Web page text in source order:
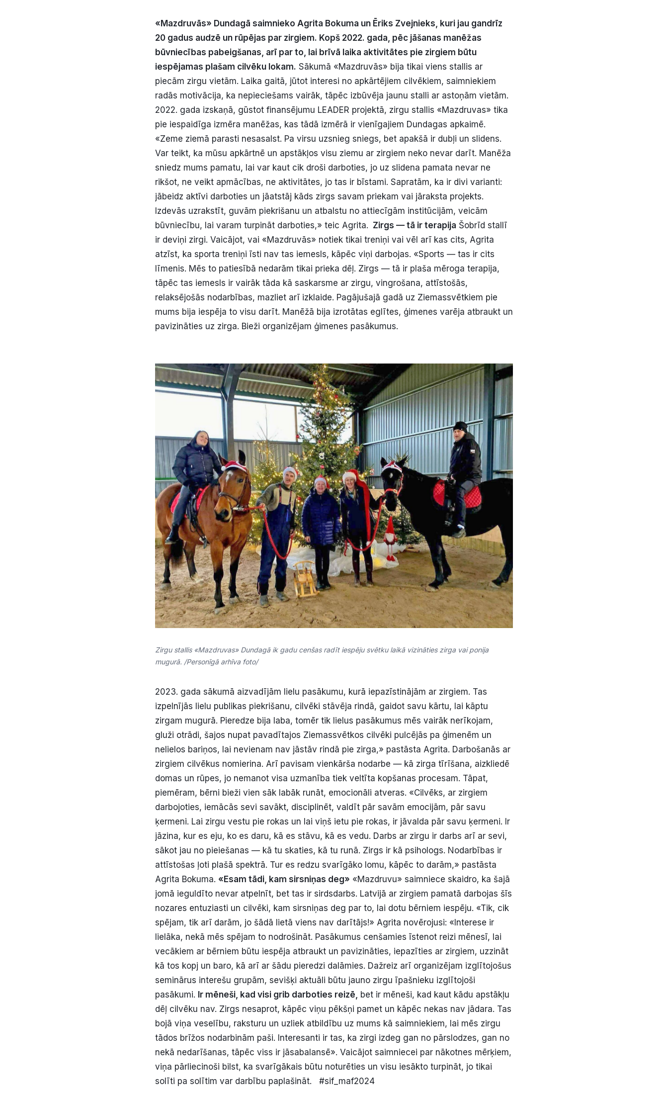
«Mazdruvās» Dundagā saimnieko Agrita Bokuma un Ēriks Zvejnieks, kuri jau gandrīz
20 gadus audzē un rūpējas par zirgiem. Kopš 2022. gada, pēc jāšanas manēžas
būvniecības pabeigšanas, arī par to, lai brīvā laika aktivitātes pie zirgiem būtu
iespējamas plašam cilvēku lokam. Sākumā «Mazdruvās» bija tikai viens stallis ar
piecām zirgu vietām. Laika gaitā, jūtot interesi no apkārtējiem cilvēkiem, saimniekiem
radās motivācija, ka nepieciešams vairāk, tāpēc izbūvēja jaunu stalli ar astoņām vietām.
2022. gada izskaņā, gūstot finansējumu LEADER projektā, zirgu stallis «Mazdruvas» tika
pie iespaidīga izmēra manēžas, kas tādā izmērā ir vienīgajiem Dundagas apkaimē.
«Zeme ziemā parasti nesasalst. Pa virsu uzsnieg sniegs, bet apakšā ir dubļi un slidens.
Var teikt, ka mūsu apkārtnē un apstākļos visu ziemu ar zirgiem neko nevar darīt. Manēža
sniedz mums pamatu, lai var kaut cik droši darboties, jo uz slidena pamata nevar ne
rikšot, ne veikt apmācības, ne aktivitātes, jo tas ir bīstami. Sapratām, ka ir divi varianti:
jābeidz aktīvi darboties un jāatstāj kāds zirgs savam priekam vai jāraksta projekts.
Izdevās uzrakstīt, guvām piekrišanu un atbalstu no attiecīgām institūcijām, veicām
būvniecību, lai varam turpināt darboties,» teic Agrita. Zirgs — tā ir terapija Šobrīd stallī
ir deviņi zirgi. Vaicājot, vai «Mazdruvās» notiek tikai treniņi vai vēl arī kas cits, Agrita
atzīst, ka sporta treniņi īsti nav tas iemesls, kāpēc viņi darbojas. «Sports — tas ir cits
līmenis. Mēs to patiesībā nedarām tikai prieka dēļ. Zirgs — tā ir plaša mēroga terapija,
tāpēc tas iemesls ir vairāk tāda kā saskarsme ar zirgu, vingrošana, attīstošās,
relaksējošās nodarbības, mazliet arī izklaide. Pagājušajā gadā uz Ziemassvētkiem pie
mums bija iespēja to visu darīt. Manēžā bija izrotātas eglītes, ģimenes varēja atbraukt un
pavizināties uz zirga. Bieži organizējam ģimenes pasākumus.
Zirgu stallis «Mazdruvas» Dundagā ik gadu cenšas radīt iespēju svētku laikā vizināties zirga vai ponija
mugurā. /Personīgā arhīva foto/
2023. gada sākumā aizvadījām lielu pasākumu, kurā iepazīstinājām ar zirgiem. Tas
izpelnījās lielu publikas piekrišanu, cilvēki stāvēja rindā, gaidot savu kārtu, lai kāptu
zirgam mugurā. Pieredze bija laba, tomēr tik lielus pasākumus mēs vairāk nerīkojam,
gluži otrādi, šajos nupat pavadītajos Ziemassvētkos cilvēki pulcējās pa ģimenēm un
nelielos bariņos, lai nevienam nav jāstāv rindā pie zirga,» pastāsta Agrita. Darbošanās ar
zirgiem cilvēkus nomierina. Arī pavisam vienkārša nodarbe — kā zirga tīrīšana, aizkliedē
domas un rūpes, jo nemanot visa uzmanība tiek veltīta kopšanas procesam. Tāpat,
piemēram, bērni bieži vien sāk labāk runāt, emocionāli atveras. «Cilvēks, ar zirgiem
darbojoties, iemācās sevi savākt, disciplinēt, valdīt pār savām emocijām, pār savu
ķermeni. Lai zirgu vestu pie rokas un lai viņš ietu pie rokas, ir jāvalda pār savu ķermeni. Ir
jāzina, kur es eju, ko es daru, kā es stāvu, kā es vedu. Darbs ar zirgu ir darbs arī ar sevi,
sākot jau no pieiešanas — kā tu skaties, kā tu runā. Zirgs ir kā psihologs. Nodarbības ir
attīstošas ļoti plašā spektrā. Tur es redzu svarīgāko lomu, kāpēc to darām,» pastāsta
Agrita Bokuma. «Esam tādi, kam sirsniņas deg» «Mazdruvu» saimniece skaidro, ka šajā
jomā ieguldīto nevar atpelnīt, bet tas ir sirdsdarbs. Latvijā ar zirgiem pamatā darbojas šīs
nozares entuziasti un cilvēki, kam sirsniņas deg par to, lai dotu bērniem iespēju. «Tik, cik
spējam, tik arī darām, jo šādā lietā viens nav darītājs!» Agrita novērojusi: «Interese ir
lielāka, nekā mēs spējam to nodrošināt. Pasākumus cenšamies īstenot reizi mēnesī, lai
vecākiem ar bērniem būtu iespēja atbraukt un pavizināties, iepazīties ar zirgiem, uzzināt
kā tos kopj un baro, kā arī ar šādu pieredzi dalāmies. Dažreiz arī organizējam izglītojošus
seminārus interešu grupām, sevišķi aktuāli būtu jauno zirgu īpašnieku izglītojoši
pasākumi. Ir mēneši, kad visi grib darboties reizē, bet ir mēneši, kad kaut kādu apstākļu
dēļ cilvēku nav. Zirgs nesaprot, kāpēc viņu pēkšņi pamet un kāpēc nekas nav jādara. Tas
bojā viņa veselību, raksturu un uzliek atbildību uz mums kā saimniekiem, lai mēs zirgu
tādos brīžos nodarbinām paši. Interesanti ir tas, ka zirgi izdeg gan no pārslodzes, gan no
nekā nedarīšanas, tāpēc viss ir jāsabalansē». Vaicājot saimniecei par nākotnes mērķiem,
viņa pārliecinoši bilst, ka svarīgākais būtu noturēties un visu iesākto turpināt, jo tikai
solīti pa solītim var darbību paplašināt. #sif_maf2024